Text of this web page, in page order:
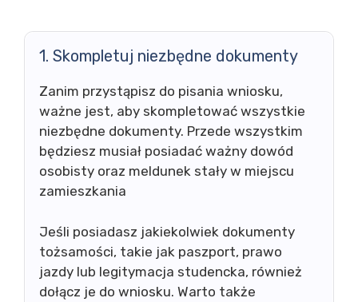
1. Skompletuj niezbędne dokumenty
Zanim przystąpisz do pisania wniosku,
ważne jest, aby skompletować wszystkie
niezbędne dokumenty. Przede wszystkim
będziesz musiał posiadać ważny dowód
osobisty oraz meldunek stały w miejscu
zamieszkania
Jeśli posiadasz jakiekolwiek dokumenty
tożsamości, takie jak paszport, prawo
jazdy lub legitymacja studencka, również
dołącz je do wniosku. Warto także